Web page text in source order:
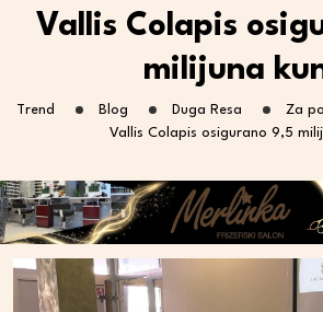
Vallis Colapis
milijuna
Trend Blog Duga Resa
Za
Vallis Colapis osigurano 9,5